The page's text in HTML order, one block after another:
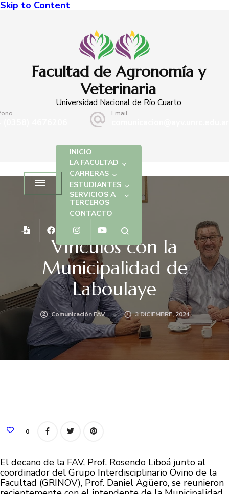
Skip to Content
Facultad de Agronomía y
Veterinaria
Universidad Nacional de Río Cuarto
Email
INICIO
LA FACULTAD
CARRERAS
ESTUDIANTES
SERVICIOS A
TERCEROS
CONTACTO
NOTICIAS
Vínculos con la
Municipalidad de
Laboulaye
Comunicación FAV 3 DICIEMBRE, 2024
0
El decano de la FAV, Prof. Rosendo Liboá junto al
coordinador del Grupo Interdisciplinario Ovino de la
Facultad (GRINOV), Prof. Daniel Agüero, se reunieron